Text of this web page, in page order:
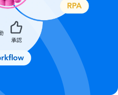
をアプリトリガーとして使用す
プリトリガー】Google スプレッ
ける注意事項
」を参照してくだ